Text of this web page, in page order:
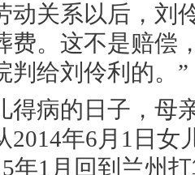
动关系以后，刘
费。这不是赔偿
判给刘伶利的。”
病的日子，母
2014年6月1日女
年1月回到兰州